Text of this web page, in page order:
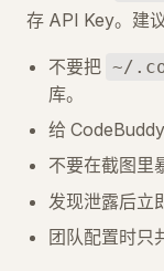
存 API Key。建议
不要把 ~/
库。
给
不要在截图里
发现泄露后立
团队配置时只